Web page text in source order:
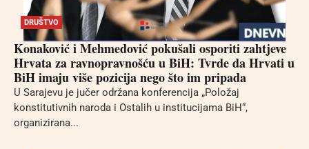
DRUŠTVO
Konaković i Mehmedović pokušali osporiti zahtjeve
Hrvata za ravnopravnošću u BiH: Tvrde da Hrvati u
BiH imaju više pozicija nego što im pripada
U Sarajevu je jučer održana konferencija „Položaj
konstitutivnih naroda i Ostalih u institucijama BiH“,
organizirana...